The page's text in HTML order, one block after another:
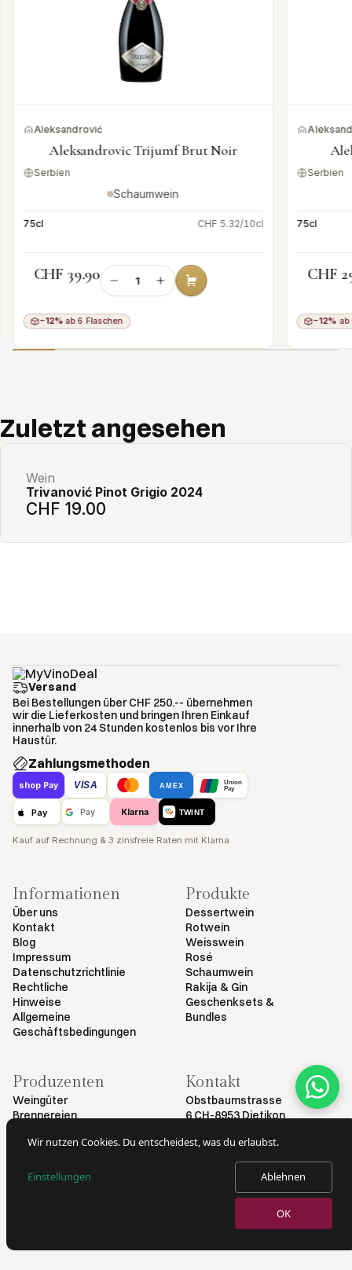
Aleksandrović
Aleksandrovic Trijumf Brut Noir
Serbien
Schaumwein
75cl CHF 5.32/10cl
CHF 39.90
−12%ab 6 Flaschen
Serbien
75cl
CHF
−12% ab
Zuletzt angesehen
Wein
Trivanović Pinot Grigio 2024
CHF 19.00
Versand
Bei Bestellungen über CHF 250.-- übernehmen
wir die Lieferkosten und bringen Ihren Einkauf
innerhalb von 24 Stunden kostenlos bis vor Ihre
Haustür.
Zahlungsmethoden
shop Pay VISA AMEX
Union
Pay
Pay Pay Klarna TWINT
Kauf auf Rechnung & 3 zinsfreie Raten mit Klarna
Informationen
Über uns
Kontakt
Blog
Impressum
Datenschutzrichtlinie
Rechtliche
Hinweise
Allgemeine
Geschäftsbedingungen
Produkte
Dessertwein
Rotwein
Weisswein
Rosé
Schaumwein
Rakija & Gin
Geschenksets &
Bundles
Produzenten
Weingüter
Brennereien
Kontakt
Obstbaumstrasse
6 CH-8953 Dietikon
info@myvinodeal.ch
VERKAUF VON ALKOHOL NUR AN PERSONEN AB 18 JAHREN.
Wir nutzen Cookies. Du entscheidest, was du erlaubst.
Einstellungen Ablehnen
OK